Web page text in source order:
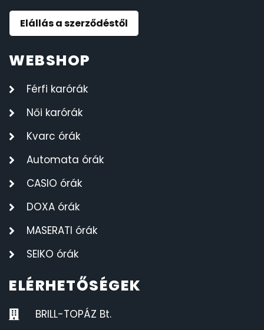
Elállás a szerződéstől
WEBSHOP
Férfi karórák
Női karórák
Kvarc órák
Automata órák
CASIO órák
DOXA órák
MASERATI órák
SEIKO órák
ELÉRHETŐSÉGEK
BRILL-TOPÁZ Bt.